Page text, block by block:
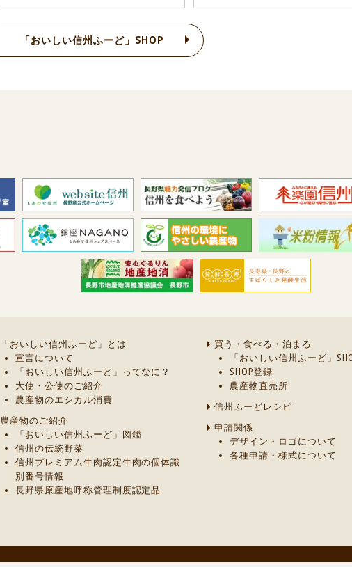
「おいしい信州ふーど」SHOP
「おいしい信州ふーど」とは
宣言について
「おいしい信州ふーど」ってなに？
大使・公使のご紹介
農産物のエシカル消費
農産物のご紹介
「おいしい信州ふーど」図鑑
信州の伝統野菜
信州プレミアム牛肉認定牛肉の個体識
別番号情報
長野県原産地呼称管理制度認定品
買う・食べる・泊まる
「おいしい信州ふーど」
SHOP登録
農産物直売所
信州ふーどレシピ
申請関係
デザイン・ロゴについて
各種申請・様式について